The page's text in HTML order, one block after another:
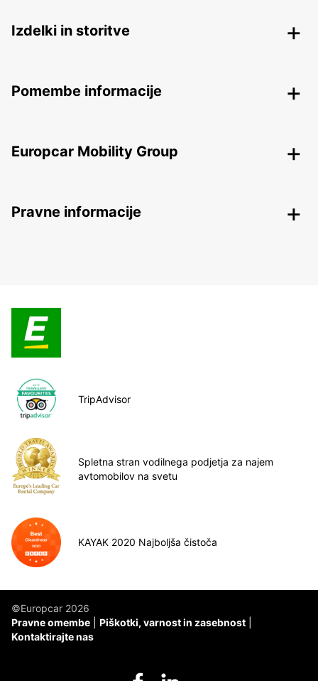
Izdelki in storitve
Pomembe informacije
Europcar Mobility Group
Pravne informacije
TripAdvisor
Spletna stran vodilnega podjetja za najem
avtomobilov na svetu
KAYAK 2020 Najboljša čistoča
©Europcar 2026
Pravne omembe
Piškotki, varnost in zasebnost
Kontaktirajte nas